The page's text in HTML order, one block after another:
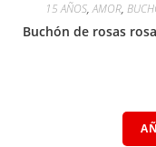
15 AÑOS,AMOR,
Buchón de rosas